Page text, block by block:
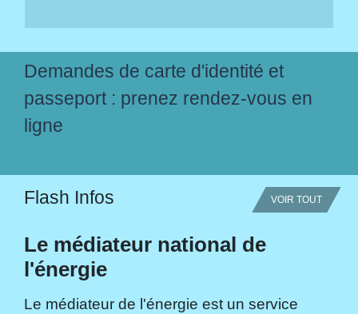
Demandes de carte d'identité et
passeport : prenez rendez-vous en
ligne
Flash Infos VOIR TOUT
Le médiateur national de
l'énergie
Le médiateur de l'énergie est un service